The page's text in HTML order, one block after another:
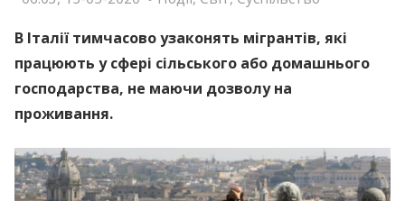
В Італії тимчасово узаконять мігрантів, які
працюють у сфері сільського або домашнього
господарства, не маючи дозволу на
проживання.